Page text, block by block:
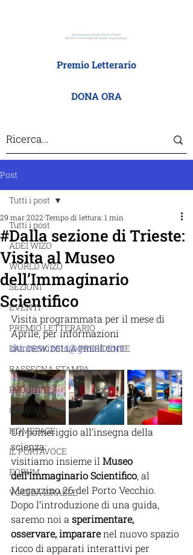
Premio Letterario
DONA ORA
Post
Tutti i post
ADEI WIZO
WORLD WIZO
SEZIONI
EVENTI
PREMIO LETTERARIO
DAL DESK DELLA PRESIDENTE
RASSEGNA STAMPA
PROGETTI
CAMPAGNA
HOMEPAGE
IL PORTAVOCE
FORUM
VOCI DA ISRAELE
Tutti i post
#Dalla sezione di Trieste:
Visita al Museo
dell’Immaginario
Scientifico
29 mar 2022 Tempo di lettura: 1 min
Visita programmata per il mese di
Aprile, per informazioni
donnewizots@gmail.com
Un pomeriggio all’insegna della
scienza:
visitiamo insieme il Museo
dell’Immaginario Scientifico, al
Magazzino 26 del Porto Vecchio.
Dopo l’introduzione di una guida,
saremo noi a sperimentare,
osservare, imparare nel nuovo spazio
ricco di apparati interattivi per